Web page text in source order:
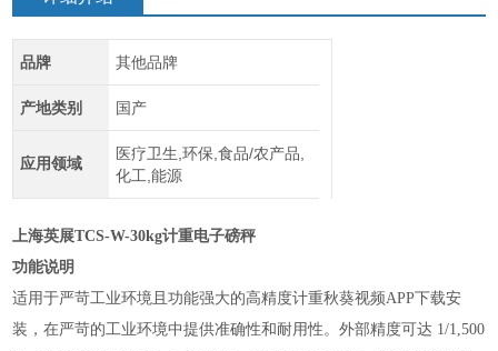
品牌 其他品牌
产地类别 国产
应用领域
医疗卫生,环保,食品/农产品,
化工,能源
上海英展TCS-W-30kg计重电子磅秤
功能说明
适用于严苛工业环境且功能强大的高精度计重秋葵视频APP下载安
装，在严苛的工业环境中提供准确性和耐用性。外部精度可达 1/1,500